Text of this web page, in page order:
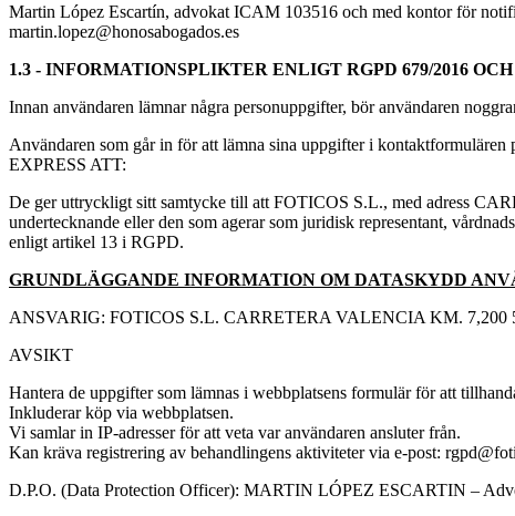
Martin López Escartín, advokat ICAM 103516 och med kontor för
martin.lopez@honosabogados.es
1.3 - INFORMATIONSPLIKTER ENLIGT RGPD 679/2016 OCH
Innan användaren lämnar några personuppgifter, bör användaren
Användaren som går in för att lämna sina uppgifter i
EXPRESS ATT:
De ger uttryckligt sitt samtycke till att FOTICOS S.L., med adress
undertecknande eller den som agerar som juridisk representant,
enligt artikel 13 i RGPD.
GRUNDLÄGGANDE INFORMATION OM DATASKYDD
ANSVARIG: FOTICOS S.L. CARRETERA VALENCIA KM. 7,200
AVSIKT
Hantera de uppgifter som lämnas i webbplatsens formulär för att
Inkluderar köp via webbplatsen.
Vi samlar in IP-adresser för att veta var användaren ansluter från.
Kan kräva registrering av behandlingens aktiviteter via e-post:
D.P.O. (Data Protection Officer): MARTIN LÓPEZ ESCARTIN –